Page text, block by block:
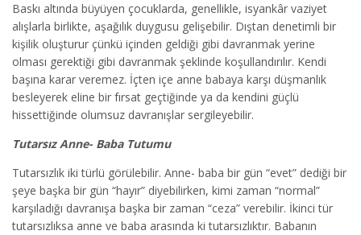
Baskı altında büyüyen çocuklarda, genellikle, isyankâr vaziyet
alışlarla birlikte, aşağılık duygusu gelişebilir. Dıştan denetimli bir
kişilik oluşturur çünkü içinden geldiği gibi davranmak yerine
olması gerektiği gibi davranmak şeklinde koşullandırılır. Kendi
başına karar veremez. İçten içe anne babaya karşı düşmanlık
besleyerek eline bir fırsat geçtiğinde ya da kendini güçlü
hissettiğinde olumsuz davranışlar sergileyebilir.
Tutarsız Anne- Baba Tutumu
Tutarsızlık iki türlü görülebilir. Anne- baba bir gün “evet” dediği bir
şeye başka bir gün “hayır” diyebilirken, kimi zaman “normal”
karşıladığı davranışa başka bir zaman “ceza” verebilir. İkinci tür
tutarsızlıksa anne ve baba arasında ki tutarsızlıktır. Babanın